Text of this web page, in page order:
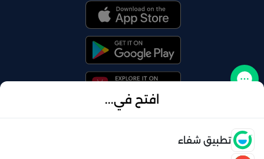
افتح في...
تطبيق شفاء © 2026 شفاء . كل الحقوق محفوظة
تواصل معنا